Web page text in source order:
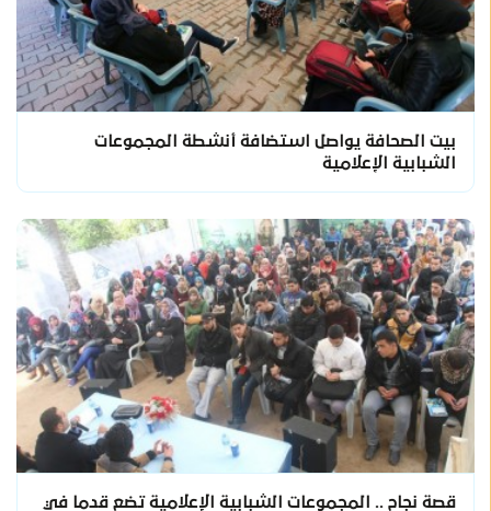
بيت الصحافة يواصل استضافة أنشطة المجموعات
الشبابية الإعلامية
قصة نجاح .. المجموعات الشبابية الإعلامية تضع قدما في